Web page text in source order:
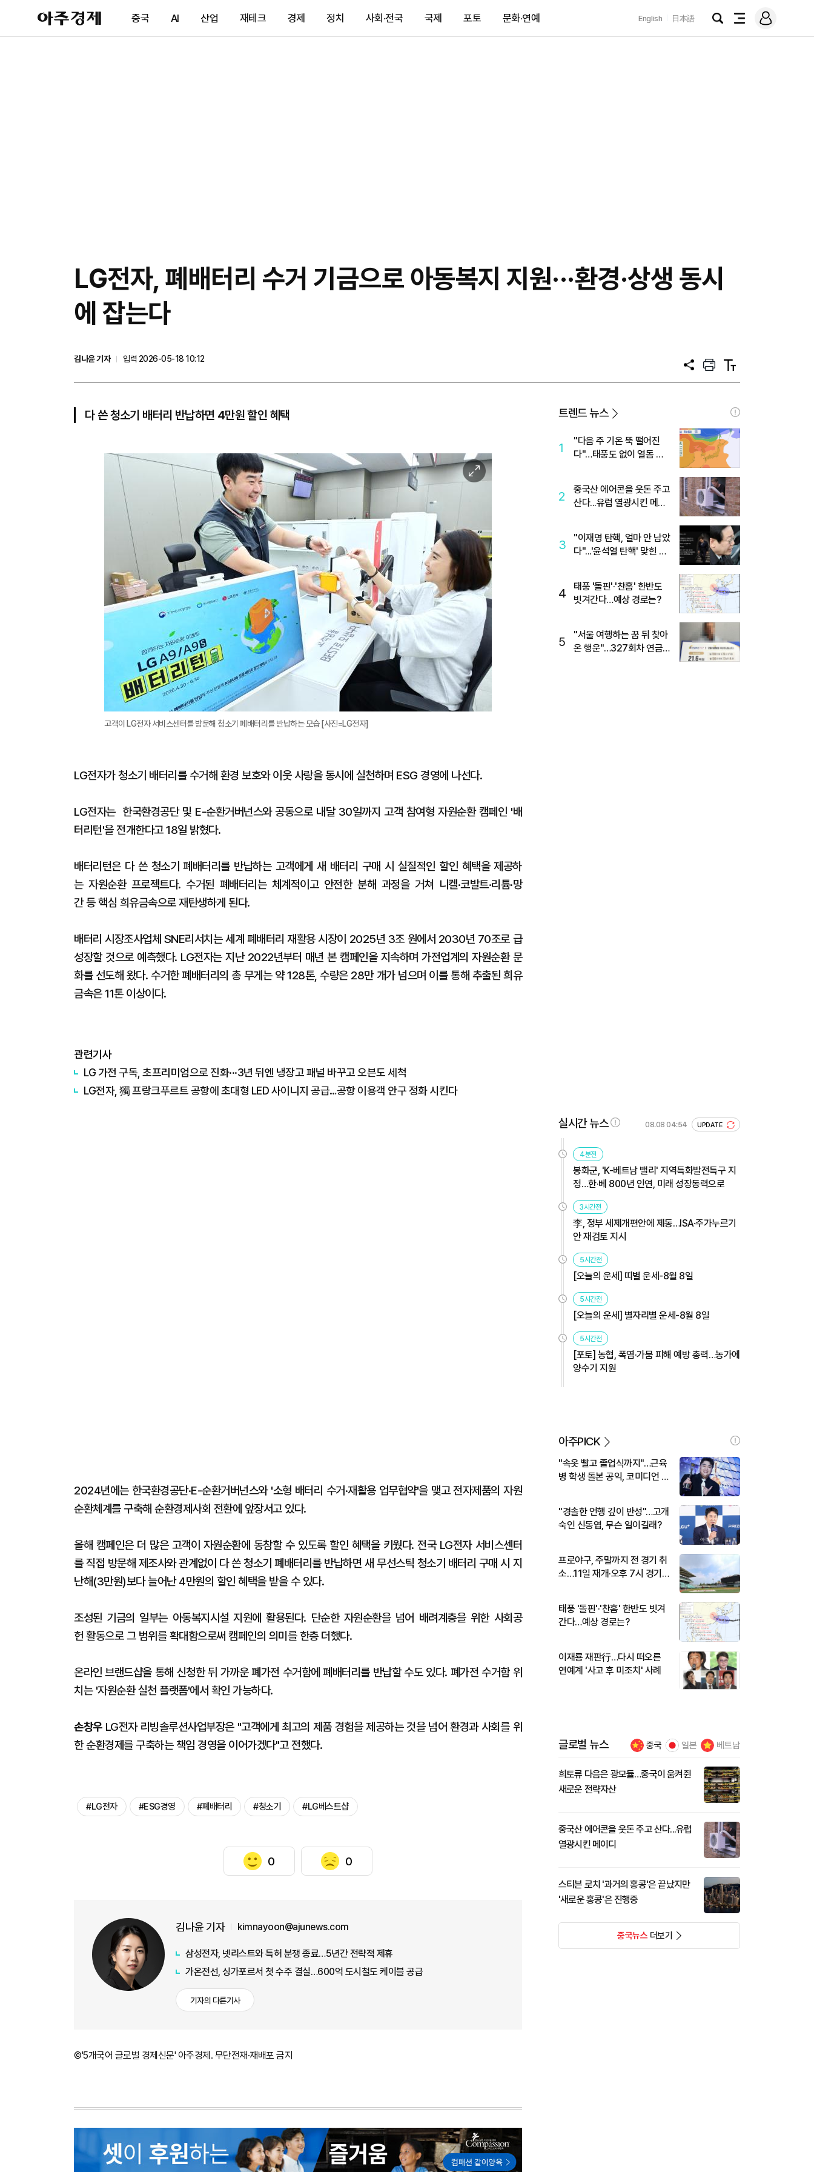
아
주
제
중국 AI 산업 재테크 경제 정치 사회·전국 국제 포토 문화·연예 English 日本語
검
전
메
그
LG전자, 폐배터리 수거 기금으로 아동복지 지원···환경·상생 동시
에 잡는다
김나윤 기자
입력 2026-05-18 10:12
공
프
트
텍
트
다 쓴 청소기 배터리 반납하면 4만원 할인 혜택
이
미
대
고객이 LG전자 서비스센터를 방문해 청소기 폐배터리를 반납하는 모습 [사진=LG전자]
LG전자가 청소기 배터리를 수거해 환경 보호와 이웃 사랑을 동시에 실천하며 ESG 경영에 나선다.
LG전자는 한국환경공단 및 E-순환거버넌스와 공동으로 내달 30일까지 고객 참여형 자원순환 캠페인 '배
터리턴'을 전개한다고 18일 밝혔다.
배터리턴은 다 쓴 청소기 폐배터리를 반납하는 고객에게 새 배터리 구매 시 실질적인 할인 혜택을 제공하
는 자원순환 프로젝트다. 수거된 폐배터리는 체계적이고 안전한 분해 과정을 거쳐 니켈·코발트·리튬·망
간 등 핵심 희유금속으로 재탄생하게 된다.
배터리 시장조사업체 SNE리서치는 세계 폐배터리 재활용 시장이 2025년 3조 원에서 2030년 70조로 급
성장할 것으로 예측했다. LG전자는 지난 2022년부터 매년 본 캠페인을 지속하며 가전업계의 자원순환 문
화를 선도해 왔다. 수거한 폐배터리의 총 무게는 약 128톤, 수량은 28만 개가 넘으며 이를 통해 추출된 희유
금속은 11톤 이상이다.
관련기사
LG 가전 구독, 초프리미엄으로 진화···3년 뒤엔 냉장고 패널 바꾸고 오븐도 세척
LG전자, 獨 프랑크푸르트 공항에 초대형 LED 사이니지 공급…공항 이용객 안구 정화 시킨다
2024년에는 한국환경공단·E-순환거버넌스와 '소형 배터리 수거·재활용 업무협약'을 맺고 전자제품의 자원
순환체계를 구축해 순환경제사회 전환에 앞장서고 있다.
올해 캠페인은 더 많은 고객이 자원순환에 동참할 수 있도록 할인 혜택을 키웠다. 전국 LG전자 서비스센터
를 직접 방문해 제조사와 관계없이 다 쓴 청소기 폐배터리를 반납하면 새 무선스틱 청소기 배터리 구매 시 지
난해(3만원)보다 늘어난 4만원의 할인 혜택을 받을 수 있다.
조성된 기금의 일부는 아동복지시설 지원에 활용된다. 단순한 자원순환을 넘어 배려계층을 위한 사회공
헌 활동으로 그 범위를 확대함으로써 캠페인의 의미를 한층 더했다.
온라인 브랜드샵을 통해 신청한 뒤 가까운 폐가전 수거함에 폐배터리를 반납할 수도 있다. 폐가전 수거함 위
치는 '자원순환 실천 플랫폼'에서 확인 가능하다.
손창우LG전자 리빙솔루션사업부장은 "고객에게 최고의 제품 경험을 제공하는 것을 넘어 환경과 사회를 위
한 순환경제를 구축하는 책임 경영을 이어가겠다"고 전했다.
#LG전자 #ESG경영 #폐배터리 #청소기 #LG베스트샵
0 0
김나윤 기자 kimnayoon@ajunews.com
삼성전자, 넷리스트와 특허 분쟁 종료…5년간 전략적 제휴
가온전선, 싱가포르서 첫 수주 결실…600억 도시철도 케이블 공급
기자의 다른기사
©'5개국어 글로벌 경제신문' 아주경제. 무단전재·재배포 금지
트렌드 뉴스
1
"다음 주 기온 뚝 떨어진
다"…태풍도 없이 열돔 박
2
중국산 에어콘을 웃돈 주고
산다...유럽 열광시킨 메이
3
"이재명 탄핵, 얼마 안 남았
다"...'윤석열 탄핵' 맞힌 무
4
태풍 '돌핀'·'찬홈' 한반도
빗겨간다…예상 경로는?
5
"서울 여행하는 꿈 뒤 찾아
온 행운"…327회차 연금
실시간 뉴스 08.08 04:54 UPDATE
4분전
봉화군, 'K-베트남 밸리' 지역특화발전특구 지
정…한·베 800년 인연, 미래 성장동력으로
3시간전
李, 정부 세제개편안에 제동…ISA·주가누르기
안 재검토 지시
5시간전
[오늘의 운세] 띠별 운세-8월 8일
5시간전
[오늘의 운세] 별자리별 운세-8월 8일
5시간전
[포토] 농협, 폭염·가뭄 피해 예방 총력…농가에
양수기 지원
아주PICK
"속옷 빨고 졸업식까지"…근육
병 학생 돌본 공익, 코미디언 김
"경솔한 언행 깊이 반성"…고개
숙인 신동엽, 무슨 일이길래?
프로야구, 주말까지 전 경기 취
소…11일 재개·오후 7시 경기
태풍 '돌핀'·'찬홈' 한반도 빗겨
간다…예상 경로는?
이재룡 재판行…다시 떠오른
연예계 '사고 후 미조치' 사례
글로벌 뉴스 중국 일본 베트남
희토류 다음은 광모듈…중국이 움켜쥔
새로운 전략자산
중국산 에어콘을 웃돈 주고 산다...유럽
열광시킨 메이디
스티븐 로치 '과거의 홍콩'은 끝났지만
'새로운 홍콩'은 진행중
중국뉴스더보기